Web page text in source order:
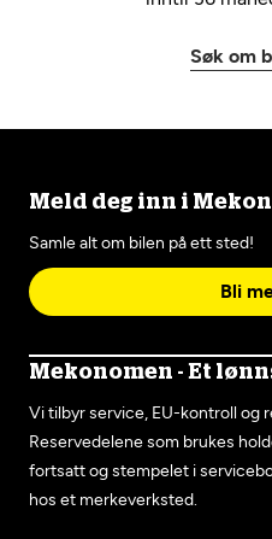
Søk om
Meld deg inn i
Samle alt om bilen på ett sted!
Bli
Mekonomen - Et
Vi tilbyr service, EU-kontroll og
Reservedelene som brukes
fortsatt og stempelet i
hos et merkeverksted.